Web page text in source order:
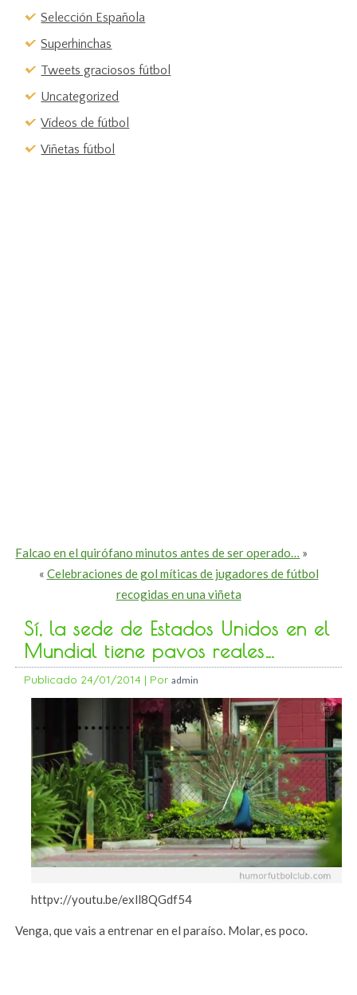
Selección Española
Superhinchas
Tweets graciosos fútbol
Uncategorized
Vídeos de fútbol
Viñetas fútbol
Falcao en el quirófano minutos antes de ser operado… »
« Celebraciones de gol míticas de jugadores de fútbol
recogidas en una viñeta
Sí, la sede de Estados Unidos en el
Mundial tiene pavos reales…
Publicado 24/01/2014 | Por admin
httpv://youtu.be/exll8QGdf54
Venga, que vais a entrenar en el paraíso. Molar, es poco.